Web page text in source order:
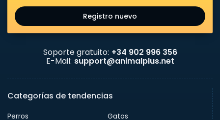
Registro nuevo
Soporte gratuito: +34 902 996 356
E-Mail: support@animalplus.net
Categorías de tendencias
Perros
Gatos